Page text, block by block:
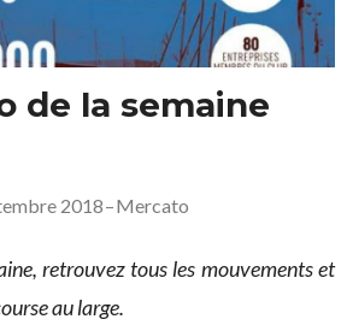
de la semaine
2018–Mercato
retrouvez tous les mouvements et
au large.